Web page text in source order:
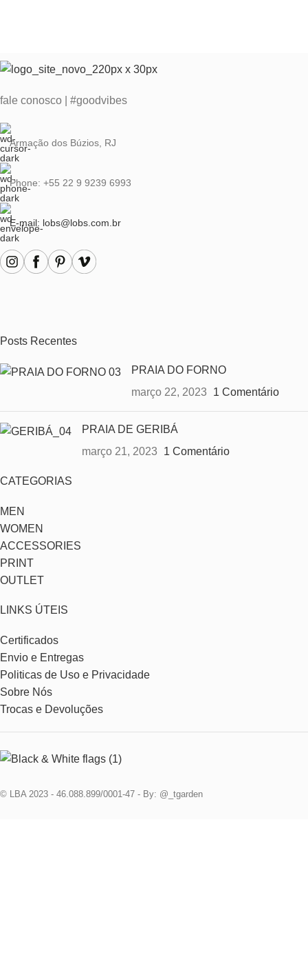
fale conosco | #goodvibes
Armação dos Búzios, RJ
Phone: +55 22 9 9239 6993
E-mail: lobs@lobs.com.br
Posts Recentes
PRAIA DO FORNO
março 22, 2023
1 Comentário
PRAIA DE GERIBÁ
março 21, 2023
1 Comentário
CATEGORIAS
MEN
WOMEN
ACCESSORIES
PRINT
OUTLET
LINKS ÚTEIS
Certificados
Envio e Entregas
Politicas de Uso e Privacidade
Sobre Nós
Trocas e Devoluções
© LBA 2023 - 46.088.899/0001-47 - By: @_tgarden